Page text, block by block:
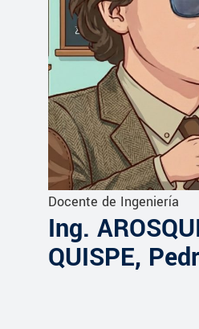
Docente de Ingeniería
Ing.
QUISPE,